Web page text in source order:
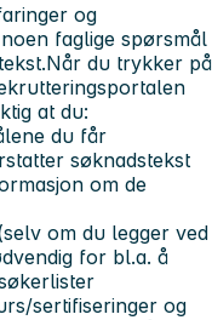
og
faglige spørsmål
du trykker på
at du:
du får
søknadstekst
om de
om du legger ved
for bl.a. å
sertifiseringer og